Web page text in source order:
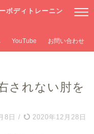
ボディトレーニン
YouTube お問い合わせ
されない肘を
8日 / 2020年12月28日